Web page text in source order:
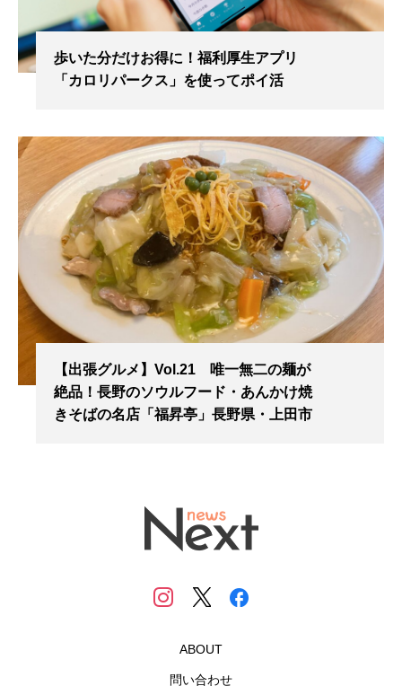
歩いた分だけお得に！福利厚生アプリ
「カロリパークス」を使ってポイ活
【出張グルメ】Vol.21 唯一無二の麺が
絶品！長野のソウルフード・あんかけ焼
きそばの名店「福昇亭」長野県・上田市
ABOUT
問い合わせ